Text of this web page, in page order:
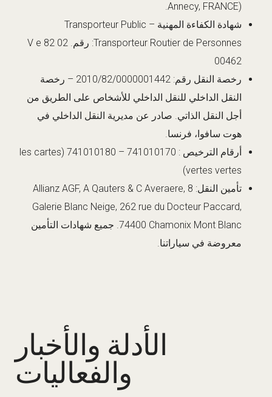
Annecy, FRANCE).
شهادة الكفاءة المهنية – Transporteur Public
Transporteur Routier de Personnes: رقم. V e 82 02
00462
رخصة النقل رقم: 2010/82/0000001442 – رخصة
النقل الداخلي للنقل الداخلي للأشخاص على الطريق من
أجل النقل الذاتي. صادر عن مديرية النقل الداخلي في
هوت سافوا، فرنسا.
أرقام الترخيص : 741010170 – 741010180 (les cartes
vertes vertes)
تأمين النقل: Allianz AGF, A Qauters & C Averaere, 8
Galerie Blanc Neige, 262 rue du Docteur Paccard,
74400 Chamonix Mont Blanc. جميع شهادات التأمين
معروضة في سياراتنا.
الأدلة والأخبار
والفعاليات